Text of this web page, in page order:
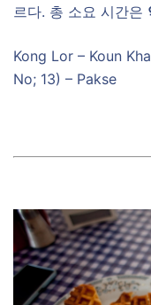
르다. 총 소요 시간은
Kong Lor – Koun
No; 13) – Pakse